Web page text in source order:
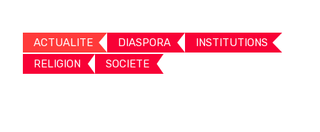
ACTUALITE DIASPORA
INSTITUTIONS
RELIGION
SOCIETE